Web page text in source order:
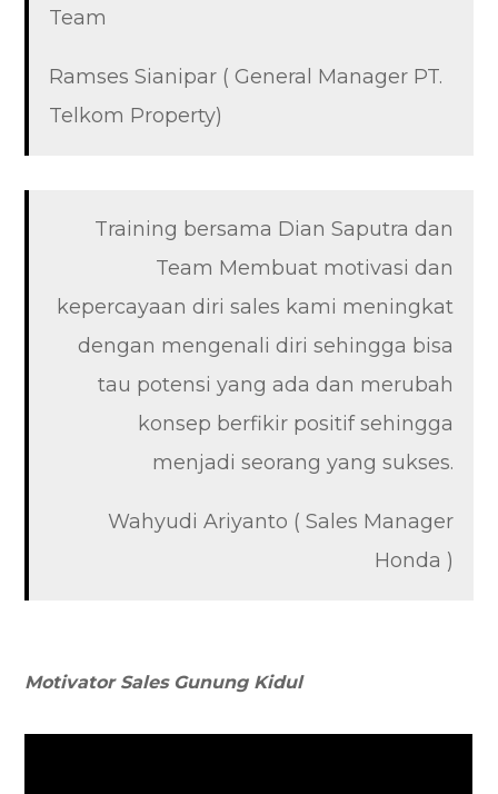
Team
Ramses Sianipar ( General Manager PT.
Telkom Property)
Training bersama Dian Saputra dan
Team Membuat motivasi dan
kepercayaan diri sales kami meningkat
dengan mengenali diri sehingga bisa
tau potensi yang ada dan merubah
konsep berfikir positif sehingga
menjadi seorang yang sukses.
Wahyudi Ariyanto ( Sales Manager
Honda )
Motivator Sales Gunung Kidul